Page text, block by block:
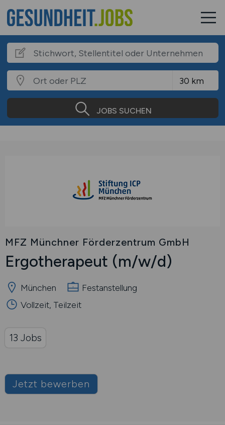
JOBS SUCHEN
MFZ Münchner Förderzentrum GmbH
Ergotherapeut (m/w/d)
München
Festanstellung
Vollzeit, Teilzeit
Jetzt bewerben
13 Jobs